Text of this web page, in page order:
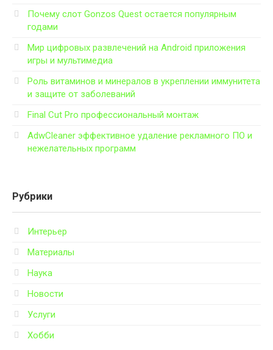
Почему слот Gonzos Quest остается популярным
годами
Мир цифровых развлечений на Android приложения
игры и мультимедиа
Роль витаминов и минералов в укреплении иммунитета
и защите от заболеваний
Final Cut Pro профессиональный монтаж
AdwCleaner эффективное удаление рекламного ПО и
нежелательных программ
Рубрики
Интерьер
Материалы
Наука
Новости
Услуги
Хобби